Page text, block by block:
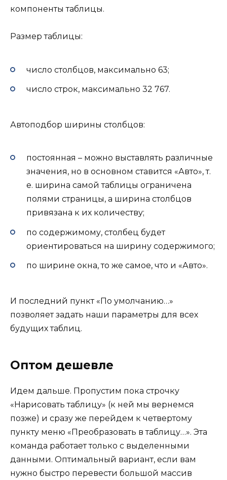
компоненты таблицы.
Размер таблицы:
число столбцов, максимально 63;
число строк, максимально 32 767.
Автоподбор ширины столбцов:
постоянная – можно выставлять различные
значения, но в основном ставится «Авто», т.
е. ширина самой таблицы ограничена
полями страницы, а ширина столбцов
привязана к их количеству;
по содержимому, столбец будет
ориентироваться на ширину содержимого;
по ширине окна, то же самое, что и «Авто».
И последний пункт «По умолчанию…»
позволяет задать наши параметры для всех
будущих таблиц.
Оптом дешевле
Идем дальше. Пропустим пока строчку
«Нарисовать таблицу» (к ней мы вернемся
позже) и сразу же перейдем к четвертому
пункту меню «Преобразовать в таблицу…». Эта
команда работает только с выделенными
данными. Оптимальный вариант, если вам
нужно быстро перевести большой массив